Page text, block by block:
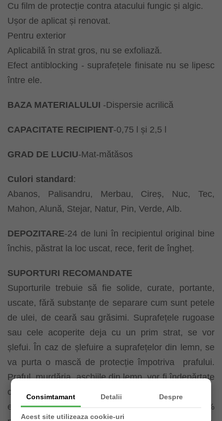
Cu film de protecție contra atacului fungic și algic.
Ușor de aplicat și renovat.
Pentru exterior
Aplicabilă în strat gros, nu se exfoliază.
Efect antiblocking - suprafețele finisate nu se lipesc
între ele.
BAZA MATERIALULUI -Dispersie acrilică
CAPACITATE RECIPIENT-0,75 l și 2,5 l
GRAD DE LUCIU-Mat-mătăsos
Culori standard:
Abanos, Palisandru, Merbau, Cireș, Nuc, Tec,
Mahon, Alună, Stejar, Natur, Pin, Verde, Alb.
DEPOZITARE-24 de luni în recipientul original bine
închis, păstrat la loc uscat, rece, ferit de îngheț.
SUPORTURI RECOMANDATE
Suporturile trebuie să fie solide, curate, portante,
uscate, fără substanțe de separare cum sunt petele
de ulei, de ceară sau grăsimi. Suprafețele rugoase
sau cele acoperite deja cu un prim strat, se vor
șlefui. În caz de șlefuire a suprafețelor din lemn, se
va purta o mască de protecție împotriva
prafului.
Praful, murdăria, așchiile din lemn, vor fi îndepărtate
cu pensula. Umiditatea lemnului la
exterior nu trebuie să depășească în medie: 12%
Consimtamant Detalii Despre
Acest site utilizeaza cookie-uri